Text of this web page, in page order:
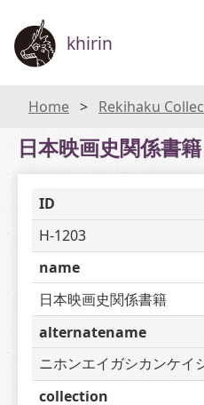
khirin
Home Rekihaku Collection Database
日本映画史関係書籍
ID
H-1203
name
日本映画史関係書籍
alternatename
ニホンエイガシカンケイ
collection